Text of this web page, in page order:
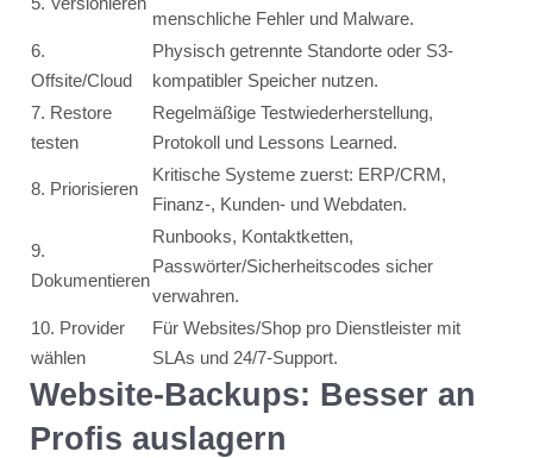
menschliche Fehler und Malware.
6.
Offsite/Cloud
Physisch getrennte Standorte oder S3-
kompatibler Speicher nutzen.
7. Restore
testen
Regelmäßige Testwiederherstellung,
Protokoll und Lessons Learned.
8. Priorisieren
Kritische Systeme zuerst: ERP/CRM,
Finanz-, Kunden- und Webdaten.
9.
Dokumentieren
Runbooks, Kontaktketten,
Passwörter/Sicherheitscodes sicher
verwahren.
10. Provider
wählen
Für Websites/Shop pro Dienstleister mit
SLAs und 24/7-Support.
Website-Backups: Besser an
Profis auslagern